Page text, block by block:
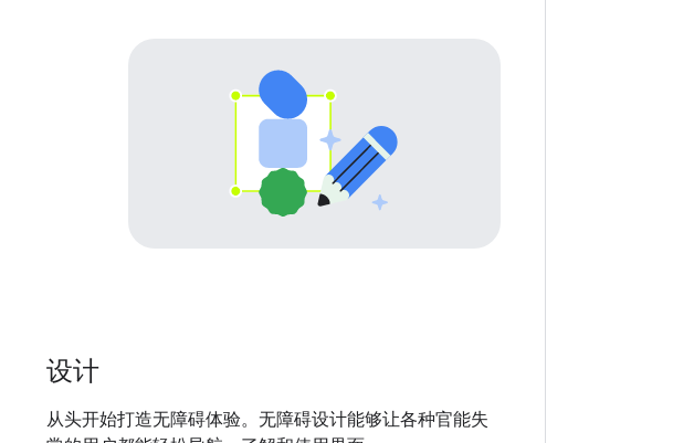
设计
从头开始打造无障碍体验。无障碍设计能够让各种官能失